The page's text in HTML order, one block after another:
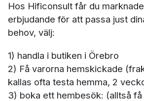
Hos Hificonsult får du
erbjudande för att passa just
behov, välj:
1) handla i butiken i Örebro
2) Få varorna hemskickade
kallas ofta testa hemma, 2
3) boka ett hembesök: (alltså